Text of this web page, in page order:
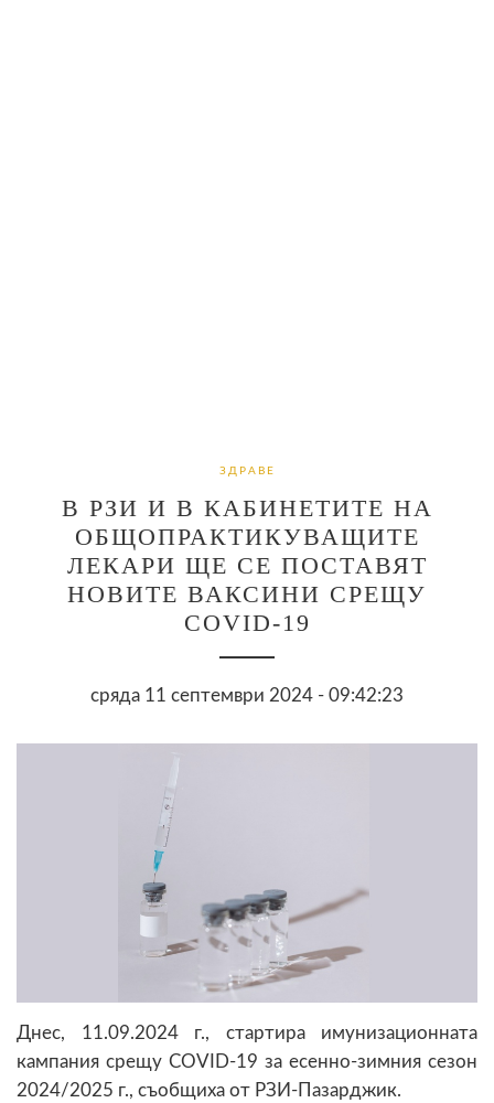
ЗДРАВЕ
В РЗИ И В КАБИНЕТИТЕ НА
ОБЩОПРАКТИКУВАЩИТЕ
ЛЕКАРИ ЩЕ СЕ ПОСТАВЯТ
НОВИТЕ ВАКСИНИ СРЕЩУ
COVID-19
сряда 11 септември 2024 - 09:42:23
Днес, 11.09.2024 г., стартира имунизационната
кампания срещу COVID-19 за есенно-зимния сезон
2024/2025 г., съобщиха от РЗИ-Пазарджик.